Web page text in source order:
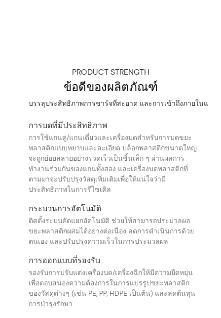
PRODUCT STRENGTH
ข้อดีของผลิตภัณฑ์
บรรลุประสิทธิภาพการชาร์จที่สะอาด และการเข้าถึงภายในและ
การบดที่มีประสิทธิภาพ
การใช้แกนคู่/แกนเดี่ยวและเครื่องบดสำหรับการบดขยะ
พลาสติกแบบหยาบและละเอียด บล็อกพลาสติกขนาดใหญ่
จะถูกย่อยสลายอย่างรวดเร็วเป็นชิ้นเล็ก ๆ ผ่านผลการ
ทำงานร่วมกันของแกนทั้งสอง และเครื่องบดพลาสติกที่
ตามมาจะปรับปรุงวัสดุเพิ่มเติมเพื่อให้แน่ใจว่ามี
ประสิทธิภาพในการรีไซเคิล
กระบวนการอัตโนมัติ
ติดตั้งระบบคัดแยกอัตโนมัติ ช่วยให้สามารถประมวลผล
ขยะพลาสติกผสมได้อย่างต่อเนื่อง ลดการดำเนินการด้วย
ตนเอง และปรับปรุงความเร็วในการประมวลผล
การออกแบบที่รองรับ
รองรับการปรับแต่งเครื่องบด/เครื่องฉีกให้มีความยืดหยุ่น
เพื่อตอบสนองความต้องการในการแปรรูปขยะพลาสติก
ของวัสดุต่างๆ (เช่น PE, PP, HDPE เป็นต้น) และลดต้นทุน
การบำรุงรักษา